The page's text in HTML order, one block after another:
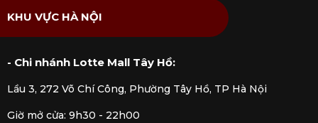
KHU VỰC HÀ NỘI
- Chi nhánh Lotte Mall Tây Hồ:
Lầu 3, 272 Võ Chí Công, Phường Tây Hồ, TP Hà Nội
Giờ mở cửa: 9h30 - 22h00